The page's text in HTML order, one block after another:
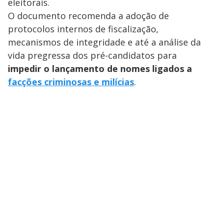
O documento recomenda a adoção de
protocolos internos de fiscalização,
mecanismos de integridade e até a análise da
vida pregressa dos pré-candidatos para
impedir o lançamento de nomes ligados a
facções criminosas e milícias.